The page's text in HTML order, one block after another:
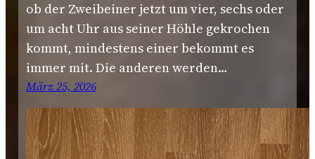
ob der Zweibeiner jetzt um vier, sechs oder
um acht Uhr aus seiner Höhle gekrochen
kommt, mindestens einer bekommt es
immer mit. Die anderen werden…
März 25, 2026